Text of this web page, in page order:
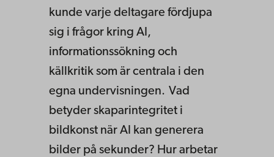
kunde varje deltagare fördjupa
sig i frågor kring AI,
informationssökning och
källkritik som är centrala i den
egna undervisningen. Vad
betyder skaparintegritet i
bildkonst när AI kan generera
bilder på sekunder? Hur arbetar